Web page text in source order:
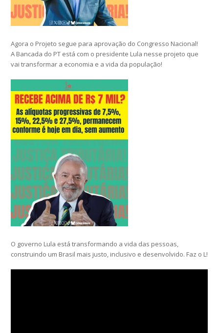
Agora o Projeto segue para aprovação do Congresso Nacional!
A Bancada do PT está com o presidente Lula nesse projeto que
vai transformar a economia e a vida da população!
O governo Lula está transformando a vida das pessoas,
construindo um Brasil mais justo, inclusivo e desenvolvido. Faz o L!